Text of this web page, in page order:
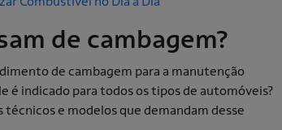
de cambagem?
de cambagem para a manutenção
é indicado para todos os tipos de automóveis?
e modelos que demandam desse